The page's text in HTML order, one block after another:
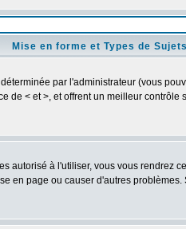
Mise en forme et Types de Sujets
par l'administrateur (vous
< et >, et offrent un meilleur
à l'utiliser, vous vous rendrez
page ou causer d'autres